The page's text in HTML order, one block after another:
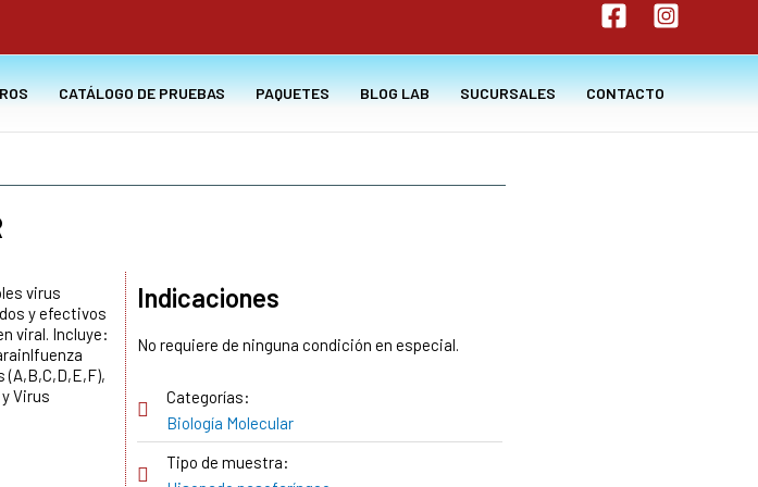
CATÁLOGO DE PRUEBAS PAQUETES BLOG LAB SUCURSALES CONTACTO
virus
y efectivos
viral. Incluye:
(A,B,C,D,E,F),
Virus
Indicaciones
No requiere de ninguna condición en especial.
Categorías:
Biología Molecular
Tipo de muestra: